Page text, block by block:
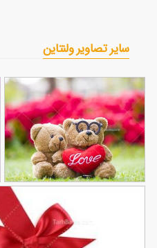
سایر تصاویر ولنتاین
تصویر با کیفیت دو خرس
عاشق